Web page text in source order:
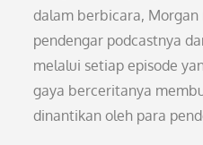
dalam berbicara, Morgan
pendengar podcastnya
melalui setiap episode
gaya berceritanya
dinantikan oleh para